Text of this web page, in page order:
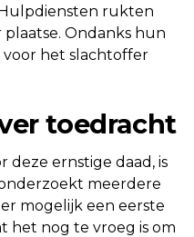
rukten
Ondanks hun
het slachtoffer
toedracht
deze ernstige daad, is
meerdere
mogelijk een eerste
het nog te vroeg is om